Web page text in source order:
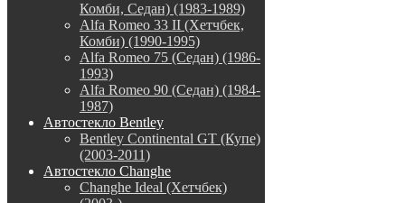
Комби, Седан) (1983-1989)
Alfa Romeo 33 II (Хетчбек,
Комби) (1990-1995)
Alfa Romeo 75 (Седан) (1986-
1993)
Alfa Romeo 90 (Седан) (1984-
1987)
Автостекло Bentley
Bentley Continental GT (Купе)
(2003-2011)
Автостекло Changhe
Changhe Ideal (Хетчбек)